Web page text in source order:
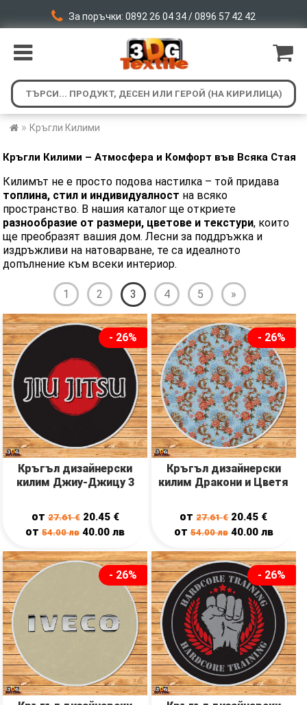
За поръчки: 0892 26 04 34 / 0896 57 42 42
» Кръгли Килими
​Кръгли Килими – Атмосфера и Комфорт във Всяка Стая
Килимът не е просто подова настилка – той придава
топлина, стил и индивидуалност на всяко
пространство. В нашия каталог ще откриете
разнообразие от размери, цветове и текстури, които
ще преобразят вашия дом. Лесни за поддръжка и
издръжливи на натоварване, те са идеалното
допълнение към всеки интериор.
1 2 3 4 5 »
- 26%
Кръгъл дизайнерски
килим Джиу-Джицу 3
от27.61€ 20.45 €
от54.00лв 40.00лв
- 26%
Кръгъл дизайнерски
килим Дракони и Цветя
от27.61€ 20.45 €
от 54.00лв 40.00 лв
- 26% - 26%